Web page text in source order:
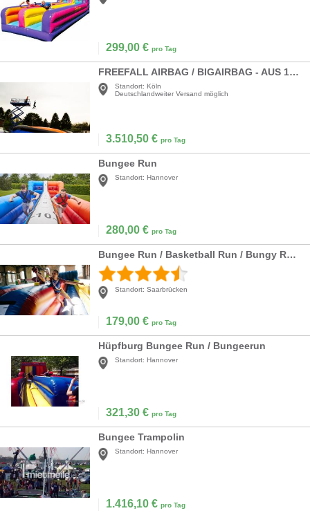
299,00 € pro Tag
FREEFALL AIRBAG / BIGAIRBAG - AUS 12 METERN HÖHE IN EIN LUFTKISSEN SPRINGEN!
Standort: Köln
Deutschlandweiter Versand möglich
3.510,50 € pro Tag
Bungee Run
Standort: Hannover
280,00 € pro Tag
Bungee Run / Basketball Run / Bungy Run / Bungeelauf / Elasto Run / Hüpfburg
Standort: Saarbrücken
179,00 € pro Tag
Hüpfburg Bungee Run / Bungeerun
Standort: Hannover
321,30 € pro Tag
Bungee Trampolin
Standort: Hannover
1.416,10 € pro Tag